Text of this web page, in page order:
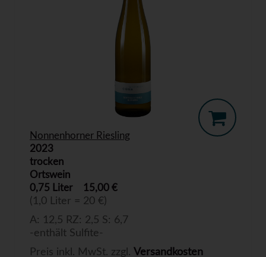
Nonnenhorner Riesling
2023
trocken
Ortswein
0,75 Liter
15,00 €
(1,0 Liter = 20 €)
A: 12,5 RZ: 2,5 S: 6,7
-enthält Sulfite-
Preis inkl. MwSt. zzgl. Versandkosten